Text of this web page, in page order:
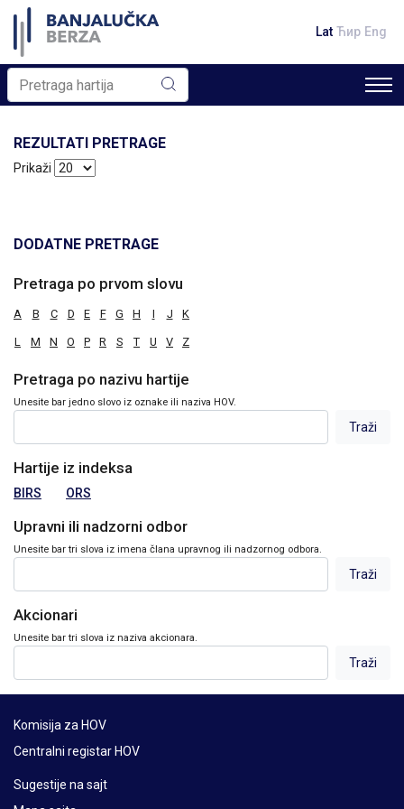
Lat Ћир Eng
REZULTATI PRETRAGE
Prikaži
DODATNE PRETRAGE
Pretraga po prvom slovu
A B C D E F G H I J K
L M N O P R S T U V Z
Pretraga po nazivu hartije
Unesite bar jedno slovo iz oznake ili naziva HOV.
Hartije iz indeksa
BIRS ORS
Upravni ili nadzorni odbor
Unesite bar tri slova iz imena člana upravnog ili nadzornog odbora.
Akcionari
Unesite bar tri slova iz naziva akcionara.
Komisija za HOV
Centralni registar HOV
Sugestije na sajt